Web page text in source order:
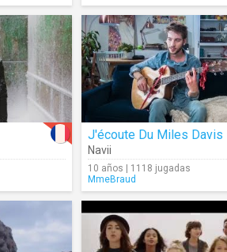
J'écoute Du Miles Davis
Navii
10 años | 1118 jugadas
MmeBraud